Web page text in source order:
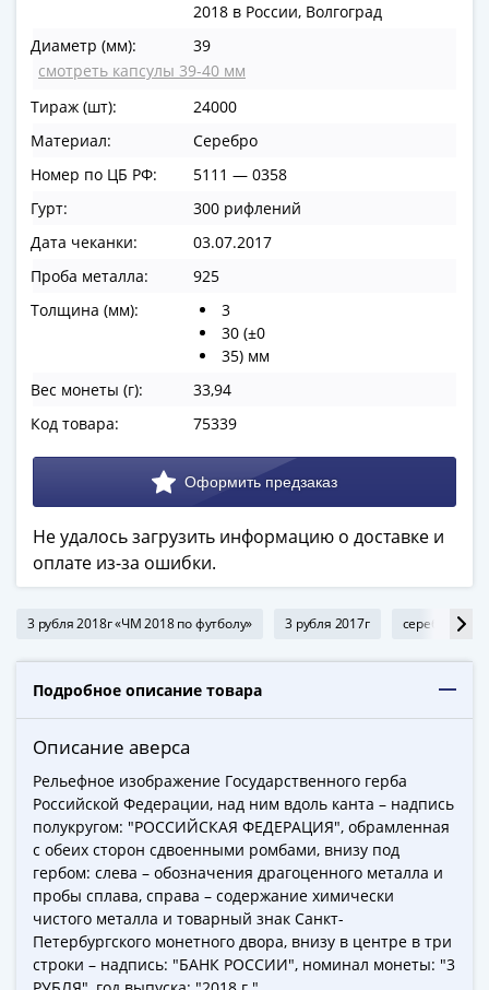
Человек
труда
Города-
герои
Великой
Победы
Олимпиада
Сочи
2014
футболу
2018
книга
Личности
События
золотые
трудовой
доблести
Освобожденные
Города-
столицы
Европы
Наборы
коллекции
2018 в России, Волгоград
Диаметр (мм):
39
смотреть капсулы 39-40 мм
Тираж (шт):
24000
Материал:
Серебро
Номер по ЦБ РФ:
5111 — 0358
Гурт:
300 рифлений
Дата чеканки:
03.07.2017
Проба металла:
925
Толщина (мм):
3
30 (±0
35) мм
Вес монеты (г):
33,94
Код товара:
75339
Не удалось загрузить информацию о доставке и
оплате из-за ошибки.
3 рубля 2018г «ЧМ 2018 по футболу» 3 рубля 2017г серебряные
Подробное описание товара
Описание аверса
Рельефное изображение Государственного герба
Российской Федерации, над ним вдоль канта – надпись
полукругом: "РОССИЙСКАЯ ФЕДЕРАЦИЯ", обрамленная
с обеих сторон сдвоенными ромбами, внизу под
гербом: слева – обозначения драгоценного металла и
пробы сплава, справа – содержание химически
чистого металла и товарный знак Санкт-
Петербургского монетного двора, внизу в центре в три
строки – надпись: "БАНК РОССИИ", номинал монеты: "3